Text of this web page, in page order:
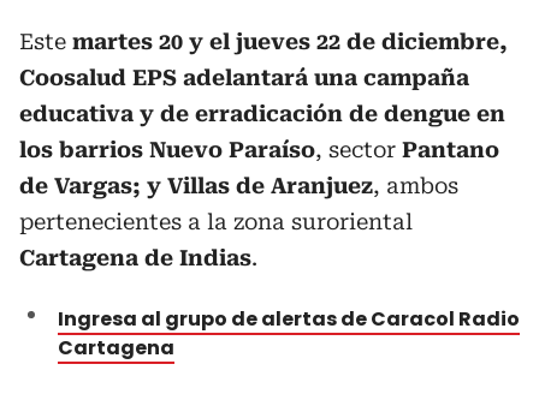
Este martes 20 y el jueves 22 de diciembre,
Coosalud EPS adelantará una campaña
educativa y de erradicación de dengue en
los barrios Nuevo Paraíso, sector Pantano
de Vargas; y Villas de Aranjuez, ambos
pertenecientes a la zona suroriental
Cartagena de Indias.
Ingresa al grupo de alertas de Caracol Radio
Cartagena